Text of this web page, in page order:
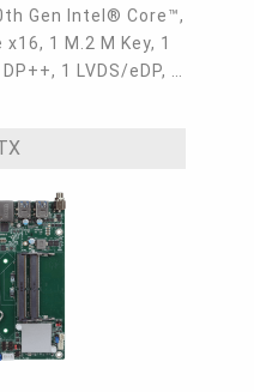
Gen Intel® Core™,
x16, 1 M.2 M Key, 1
1 LVDS/eDP, 1